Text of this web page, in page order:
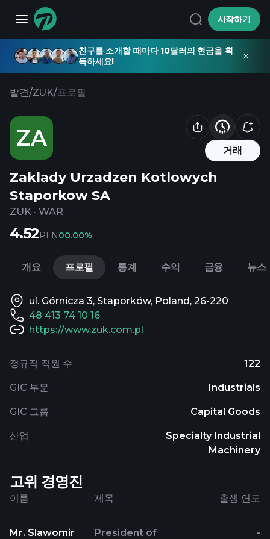
시작하기
친구를 소개할 때마다 10달러의 현금을 획
득하세요!
발견/ZUK/프로필
ZA 거래
Zaklady Urzadzen Kotlowych
Staporkow SA
ZUK · WAR
4.52PLN00.00%
개요 프로필 통계 수익 금융 뉴스
ul. Górnicza 3, Staporków, Poland, 26-220
48 413 74 10 16
https://www.zuk.com.pl
정규직 직원 수 122
GIC 부문 Industrials
GIC 그룹 Capital Goods
산업
Specialty Industrial
Machinery
고위 경영진
이름 제목 출생 연도
Mr. Slawomir
President of
-